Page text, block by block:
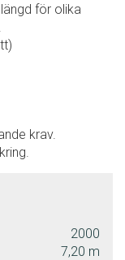
för olika
krav.
2000
7,20 m